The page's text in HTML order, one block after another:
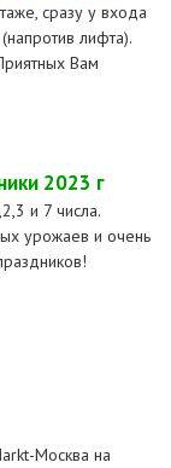
сразу у входа
лифта).
Вам
2023 г
и 7 числа.
урожаев и очень
Москва на